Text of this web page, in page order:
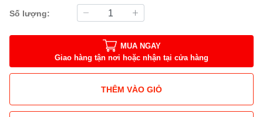
Số lượng:
MUA NGAY
Giao hàng tận nơi hoặc nhận tại cửa hàng
THÊM VÀO GIỎ